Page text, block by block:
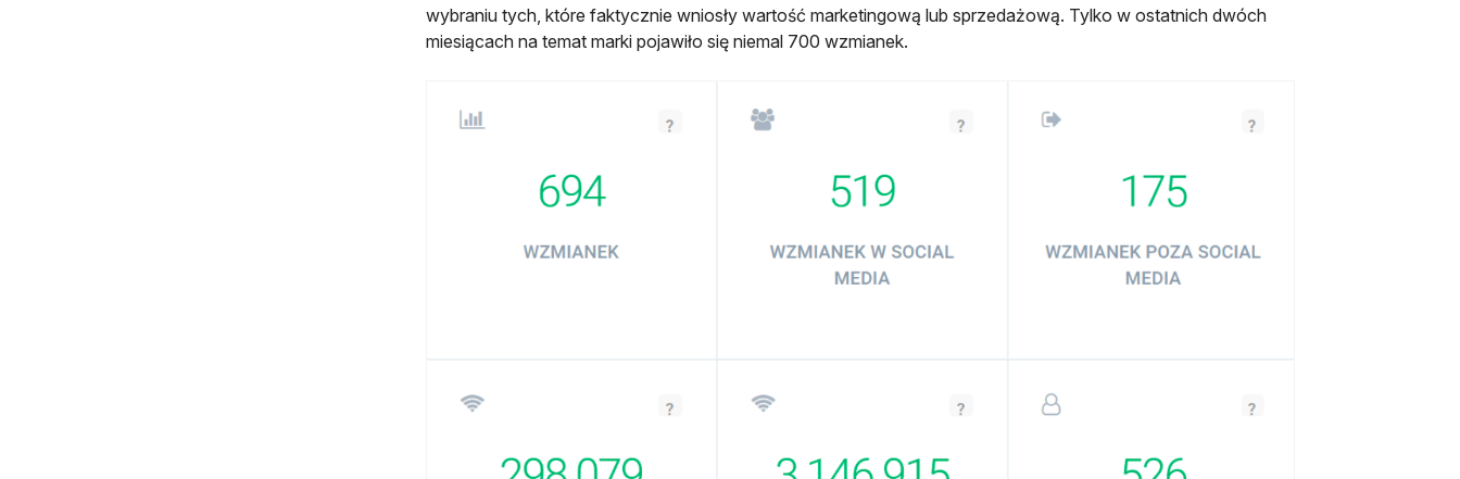
wybraniu tych, które faktycznie wniosły wartość marketingową lub sprzedażową. Tylko w ostatnich dwóch
miesiącach na temat marki pojawiło się niemal 700 wzmianek.